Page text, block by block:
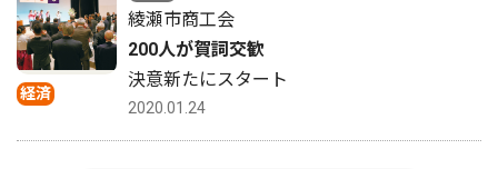
経済
綾瀬市商工会
200人が賀詞交歓
決意新たにスタート
2020.01.24